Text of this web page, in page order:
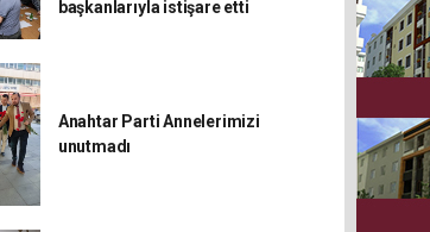
başkanlarıyla istişare etti
Anahtar Parti Annelerimizi
unutmadı